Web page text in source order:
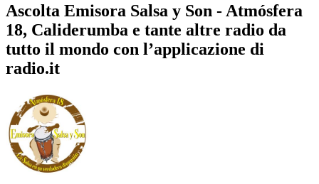
Ascolta Emisora Salsa y Son - Atmósfera
18, Caliderumba e tante altre radio da
tutto il mondo con l’applicazione di
radio.it